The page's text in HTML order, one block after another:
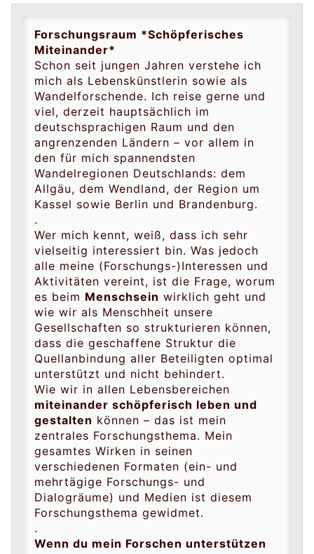
Forschungsraum *Schöpferisches
Miteinander*
Schon seit jungen Jahren verstehe ich
mich als Lebenskünstlerin sowie als
Wandelforschende. Ich reise gerne und
viel, derzeit hauptsächlich im
deutschsprachigen Raum und den
angrenzenden Ländern – vor allem in
den für mich spannendsten
Wandelregionen Deutschlands: dem
Allgäu, dem Wendland, der Region um
Kassel sowie Berlin und Brandenburg.
.
Wer mich kennt, weiß, dass ich sehr
vielseitig interessiert bin. Was jedoch
alle meine (Forschungs-)Interessen und
Aktivitäten vereint, ist die Frage, worum
es beim Menschsein wirklich geht und
wie wir als Menschheit unsere
Gesellschaften so strukturieren können,
dass die geschaffene Struktur die
Quellanbindung aller Beteiligten optimal
unterstützt und nicht behindert.
Wie wir in allen Lebensbereichen
miteinander schöpferisch leben und
gestalten können – das ist mein
zentrales Forschungsthema. Mein
gesamtes Wirken in seinen
verschiedenen Formaten (ein- und
mehrtägige Forschungs- und
Dialogräume) und Medien ist diesem
Forschungsthema gewidmet.
.
Wenn du mein Forschen unterstützen